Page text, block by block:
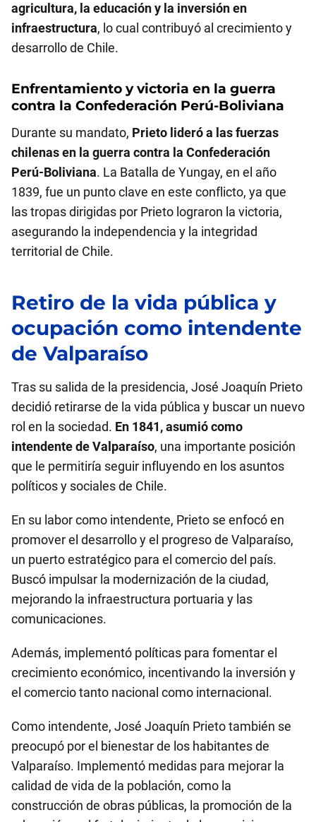
agricultura, la educación y la inversión en
infraestructura, lo cual contribuyó al crecimiento y
desarrollo de Chile.
Enfrentamiento y victoria en la guerra
contra la Confederación Perú-Boliviana
Durante su mandato, Prieto lideró a las fuerzas
chilenas en la guerra contra la Confederación
Perú-Boliviana. La Batalla de Yungay, en el año
1839, fue un punto clave en este conflicto, ya que
las tropas dirigidas por Prieto lograron la victoria,
asegurando la independencia y la integridad
territorial de Chile.
Retiro de la vida pública y
ocupación como intendente
de Valparaíso
Tras su salida de la presidencia, José Joaquín Prieto
decidió retirarse de la vida pública y buscar un nuevo
rol en la sociedad. En 1841, asumió como
intendente de Valparaíso, una importante posición
que le permitiría seguir influyendo en los asuntos
políticos y sociales de Chile.
En su labor como intendente, Prieto se enfocó en
promover el desarrollo y el progreso de Valparaíso,
un puerto estratégico para el comercio del país.
Buscó impulsar la modernización de la ciudad,
mejorando la infraestructura portuaria y las
comunicaciones.
Además, implementó políticas para fomentar el
crecimiento económico, incentivando la inversión y
el comercio tanto nacional como internacional.
Como intendente, José Joaquín Prieto también se
preocupó por el bienestar de los habitantes de
Valparaíso. Implementó medidas para mejorar la
calidad de vida de la población, como la
construcción de obras públicas, la promoción de la